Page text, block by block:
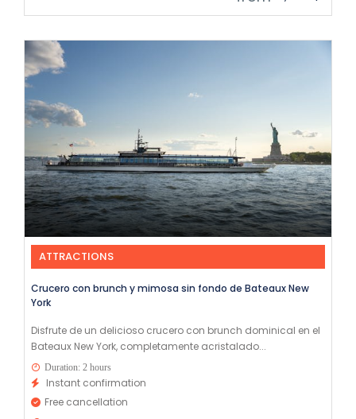
ATTRACTIONS
Crucero con brunch y mimosa sin fondo de Bateaux New
York
Disfrute de un delicioso crucero con brunch dominical en el
Bateaux New York, completamente acristalado...
Duration: 2 hours
Instant confirmation
Free cancellation